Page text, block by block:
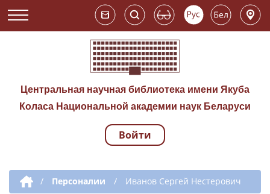
Центральная научная библиотека имени Якуба
Коласа Национальной академии наук Беларуси
Навигация по
Войти
Дополнительная навигация
/ Персоналии / Иванов Сергей Нестерович